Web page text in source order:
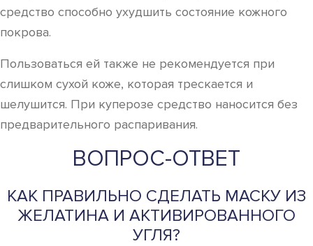
средство способно ухудшить состояние кожного
покрова.
Пользоваться ей также не рекомендуется при
слишком сухой коже, которая трескается и
шелушится. При куперозе средство наносится без
предварительного распаривания.
ВОПРОС-ОТВЕТ
КАК ПРАВИЛЬНО СДЕЛАТЬ МАСКУ ИЗ
ЖЕЛАТИНА И АКТИВИРОВАННОГО
УГЛЯ?